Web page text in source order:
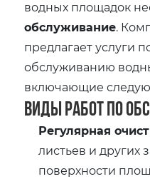
водных площадок
обслуживание.
предлагает услуги
обслуживанию
включающие
Виды работ по
Регулярная
листьев и других
поверхности